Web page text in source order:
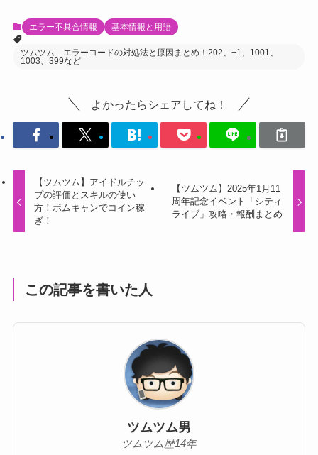
エラー不具合情報 基本情報と用語
ツムツム エラーコードの対処法と原因まとめ！202、−1、1001、
1003、399など
よかったらシェアしてね！
【ツムツム】アイドルチッ
プの評価とスキルの使い
方！ボムキャンでコイン稼
ぎ！
【ツムツム】2025年1月11
周年記念イベント「シティ
ライブ」攻略・報酬まとめ
この記事を書いた人
ツムツム男
ツムツム歴14年